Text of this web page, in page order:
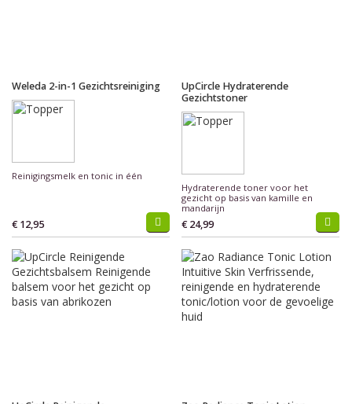
Weleda 2-in-1 Gezichtsreiniging
Reinigingsmelk en tonic in één
€ 12,95
UpCircle Hydraterende
Gezichtstoner
Hydraterende toner voor het
gezicht op basis van kamille en
mandarijn
€ 24,99